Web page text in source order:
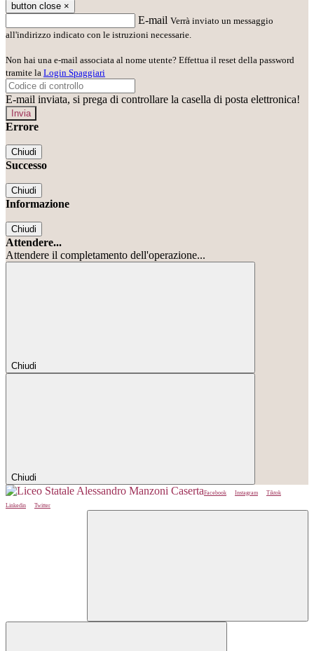
button close ×
E-mail Verrà inviato un messaggio
all'indirizzo indicato con le istruzioni necessarie.
Non hai una e-mail associata al nome utente? Effettua il reset della password
tramite la Login Spaggiari
E-mail inviata, si prega di controllare la casella di posta elettronica!
Errore
Chiudi
Successo
Chiudi
Informazione
Chiudi
Attendere...
Attendere il completamento dell'operazione...
Chiudi
Chiudi
Facebook Instagram
Tiktok
Linkedin
Twitter